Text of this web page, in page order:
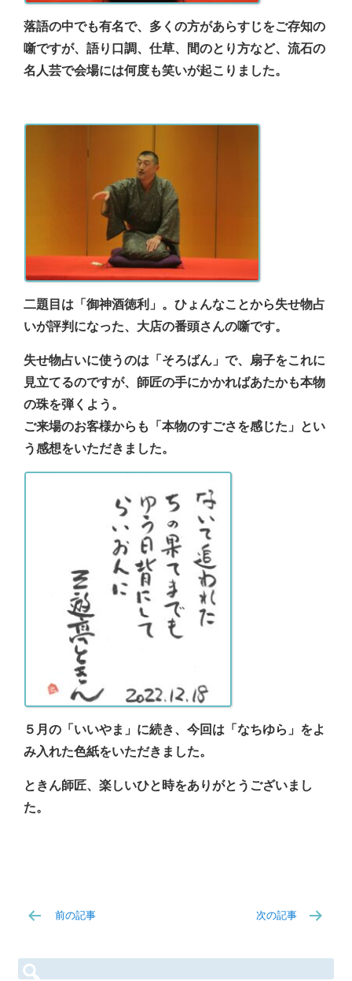
落語の中でも有名で、多くの方があらすじをご存知の
噺ですが、語り口調、仕草、間のとり方など、流石の
名人芸で会場には何度も笑いが起こりました。
二題目は「御神酒徳利」。ひょんなことから失せ物占
いが評判になった、大店の番頭さんの噺です。
失せ物占いに使うのは「そろばん」で、扇子をこれに
見立てるのですが、師匠の手にかかればあたかも本物
の珠を弾くよう。
ご来場のお客様からも「本物のすごさを感じた」とい
う感想をいただきました。
５月の「いいやま」に続き、今回は「なちゆら」をよ
み入れた色紙をいただきました。
ときん師匠、楽しいひと時をありがとうございまし
た。
前の記事 次の記事
検
索: